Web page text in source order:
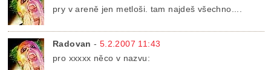
pry v areně jen metloši. tam najdeš všechno....
Radovan - 5.2.2007 11:43
pro xxxxx něco v nazvu: